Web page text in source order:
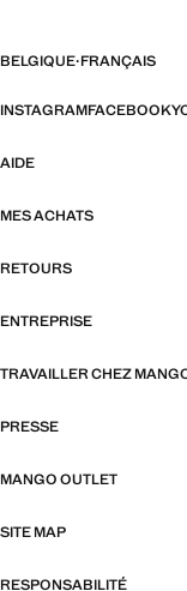
BELGIQUE·FRANÇAIS
INSTAGRAMFACEBOOK
AIDE
MES ACHATS
RETOURS
ENTREPRISE
TRAVAILLER CHEZ
PRESSE
MANGO OUTLET
SITE MAP
RESPONSABILITÉ